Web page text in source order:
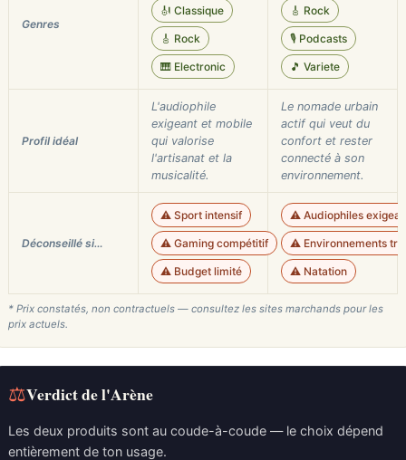
Genres
🎻 Classique
🎸 Rock
🎹 Electronic
🎸 Rock
🎙️ Podcasts
🎵 Variete
Profil idéal
L'audiophile
exigeant et mobile
qui valorise
l'artisanat et la
musicalité.
Le nomade urbain
actif qui veut du
confort et rester
connecté à son
environnement.
Déconseillé si…
⚠️ Sport intensif
⚠️ Gaming compétitif
⚠️ Budget limité
⚠️ Audiophiles
⚠️ Environnements
⚠️ Natation
* Prix constatés, non contractuels — consultez les sites marchands pour les
prix actuels.
⚖Verdict de l'Arène
Les deux produits sont au coude-à-coude — le choix dépend
entièrement de ton usage.